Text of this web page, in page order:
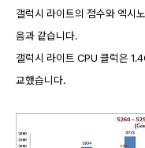
갤럭시 라이트의 점수와 엑시
음과 같습니다.
갤럭시 라이트 CPU 클럭은
교했습니다.